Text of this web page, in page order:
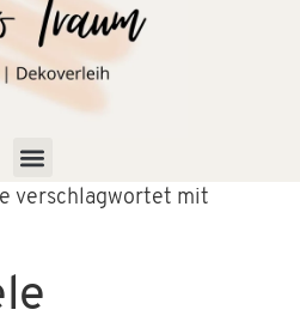
verschlagwortet mit